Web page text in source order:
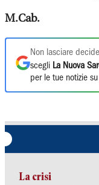
M.Cab.
Non lasciare
scegli La Nuova
per le tue notizie
La crisi